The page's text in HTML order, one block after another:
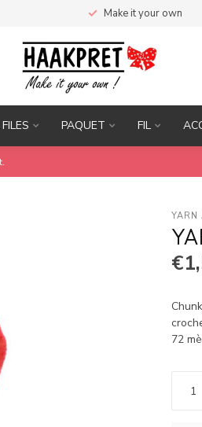
Make it your own
PAQUET FIL
YARN
72